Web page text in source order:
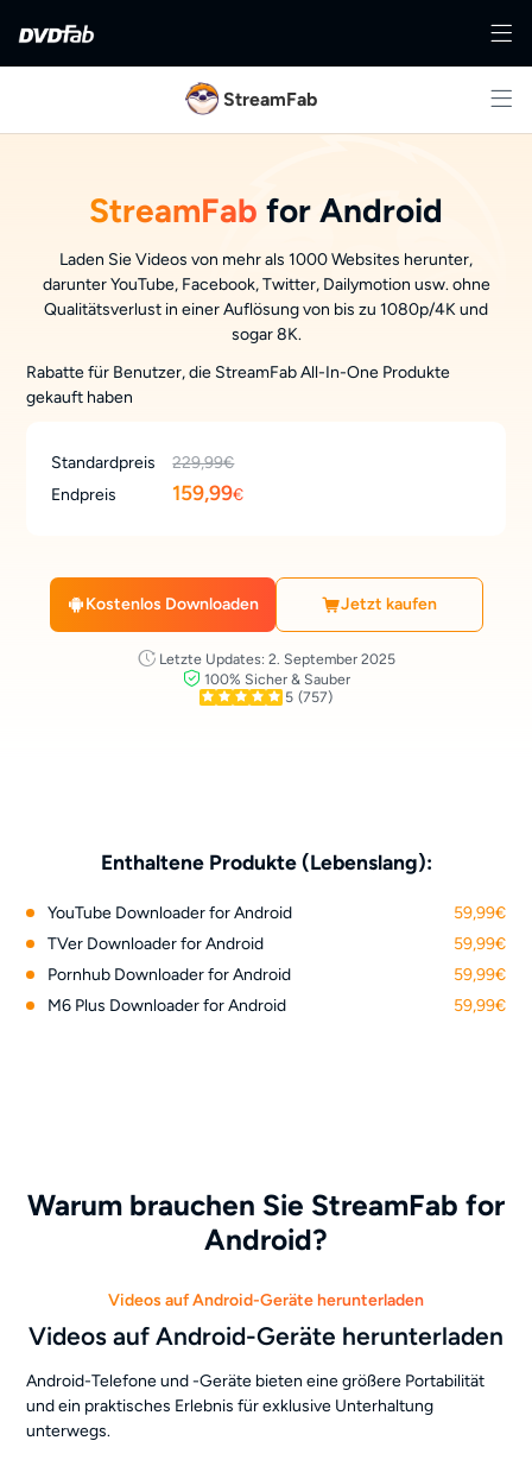
StreamFab
StreamFab for Android
Laden Sie Videos von mehr als 1000 Websites herunter,
darunter YouTube, Facebook, Twitter, Dailymotion usw. ohne
Qualitätsverlust in einer Auflösung von bis zu 1080p/4K und
sogar 8K.
Rabatte für Benutzer, die StreamFab All-In-One Produkte
gekauft haben
Standardpreis
229,99€
Endpreis
159,99€
Kostenlos Downloaden Jetzt kaufen
Letzte Updates: 2. September 2025
100% Sicher & Sauber
5 (757)
Enthaltene Produkte (Lebenslang):
YouTube Downloader for Android
59,99€
TVer Downloader for Android
59,99€
Pornhub Downloader for Android
59,99€
M6 Plus Downloader for Android
59,99€
Warum brauchen Sie StreamFab for
Android?
Videos auf Android-Geräte herunterladen
Videos auf Android-Geräte herunterladen
Android-Telefone und -Geräte bieten eine größere Portabilität
und ein praktisches Erlebnis für exklusive Unterhaltung
unterwegs.